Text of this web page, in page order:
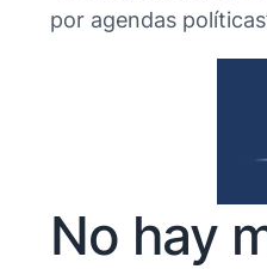
por agendas
No hay